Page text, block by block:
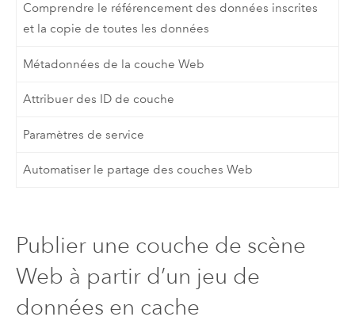
Comprendre le référencement des données inscrites
et la copie de toutes les données
Métadonnées de la couche Web
Attribuer des ID de couche
Paramètres de service
Automatiser le partage des couches Web
Publier une couche de scène
Web à partir d’un jeu de
données en cache